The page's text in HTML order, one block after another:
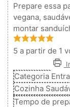
Prepare essa
vegana,
montar
5 a partir de 1
Categoria
Cozinha
Tempo de